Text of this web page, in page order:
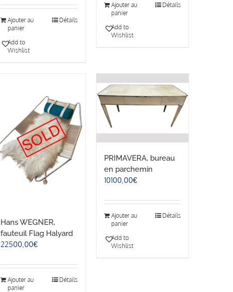
Ajouter au
panier
Détails
Add to
Wishlist
Ajouter au
panier
Détails
Add to
Wishlist
Hans WEGNER,
fauteuil Flag Halyard
22500,00€
Ajouter au
panier
Détails
PRIMAVERA, bureau
en parchemin
10100,00€
Ajouter au
panier
Détails
Add to
Wishlist